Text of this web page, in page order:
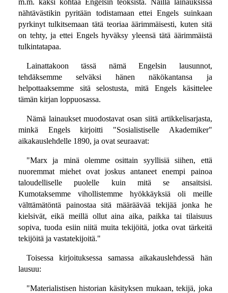
nähtävästikin pyritään todistamaan ettei Engels suinkaan
pyrkinyt tulkitsemaan tätä teoriaa äärimmäisesti, kuten sitä
on tehty, ja ettei Engels hyväksy yleensä tätä äärimmäistä
tulkintatapaa.
Lainattakoon tässä nämä Engelsin lausunnot,
tehdäksemme selväksi hänen näkökantansa ja
helpottaaksemme sitä selostusta, mitä Engels käsittelee
tämän kirjan loppuosassa.
Nämä lainaukset muodostavat osan siitä artikkelisarjasta,
minkä Engels kirjoitti "Sosialistiselle Akademiker"
aikakauslehdelle 1890, ja ovat seuraavat:
"Marx ja minä olemme osittain syyllisiä siihen, että
nuoremmat miehet ovat joskus antaneet enempi painoa
taloudelliselle puolelle kuin mitä se ansaitsisi.
Kumotaksemme vihollistemme hyökkäyksiä oli meille
välttämätöntä painostaa sitä määräävää tekijää jonka he
kielsivät, eikä meillä ollut aina aika, paikka tai tilaisuus
sopiva, tuoda esiin niitä muita tekijöitä, jotka ovat tärkeitä
tekijöitä ja vastatekijoitä."
Toisessa kirjoituksessa samassa aikakauslehdessä hän
lausuu:
"Materialistisen historian käsityksen mukaan, tekijä, joka